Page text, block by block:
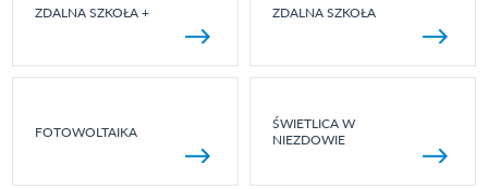
ZDALNA SZKOŁA + ZDALNA SZKOŁA
FOTOWOLTAIKA
ŚWIETLICA W
NIEZDOWIE